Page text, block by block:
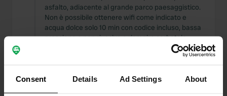
Consent Details Ad Settings About
asfalto, adiacente al grande parco paesaggistico.
Non è possibile ottenere wifi come indicato e
acqua dolce solo 10 min con codice incluso, bassa
pressione e non riusciva a riempire serbatoio